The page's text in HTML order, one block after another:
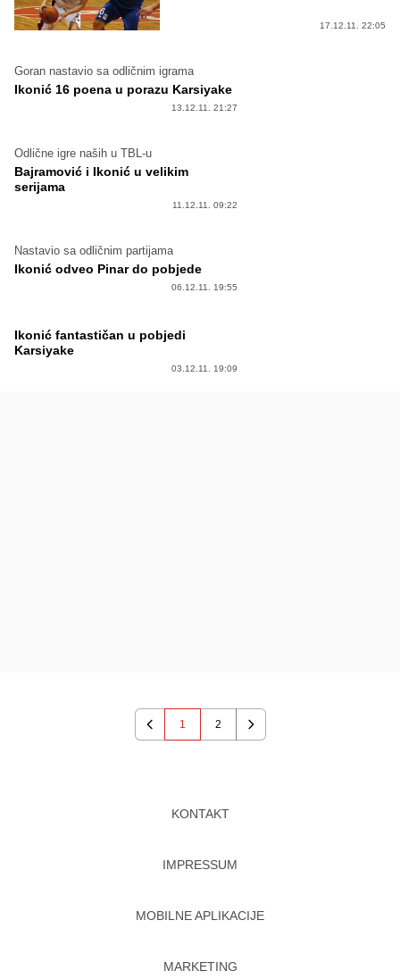
17.12.11. 22:05
Goran nastavio sa odličnim igrama
Ikonić 16 poena u porazu Karsiyake
13.12.11. 21:27
Odlične igre naših u TBL-u
Bajramović i Ikonić u velikim
serijama
11.12.11. 09:22
Nastavio sa odličnim partijama
Ikonić odveo Pinar do pobjede
06.12.11. 19:55
Ikonić fantastičan u pobjedi
Karsiyake
03.12.11. 19:09
Previous
1 2
Next
KONTAKT
IMPRESSUM
MOBILNE APLIKACIJE
MARKETING